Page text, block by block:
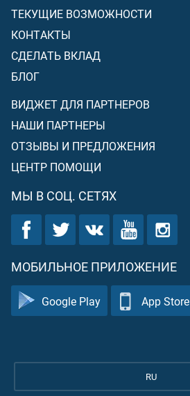
ТЕКУЩИЕ ВОЗМОЖНОСТИ
КОНТАКТЫ
СДЕЛАТЬ ВКЛАД
БЛОГ
ВИДЖЕТ ДЛЯ ПАРТНЕРОВ
НАШИ ПАРТНЕРЫ
ОТЗЫВЫ И ПРЕДЛОЖЕНИЯ
ЦЕНТР ПОМОЩИ
МЫ В СОЦ. СЕТЯХ
МОБИЛЬНОЕ ПРИЛОЖЕНИЕ
Google Play App Store
RU